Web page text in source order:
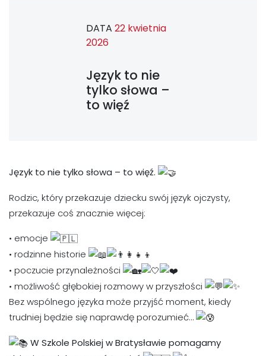
DATA 22 kwietnia
2026
Język to nie
tylko słowa –
to więź
Język to nie tylko słowa – to więź.
Rodzic, który przekazuje dziecku swój język ojczysty,
przekazuje coś znacznie więcej:
• emocje
• rodzinne historie
• poczucie przynależności
• możliwość głębokiej rozmowy w przyszłości
Bez wspólnego języka może przyjść moment, kiedy
trudniej będzie się naprawdę porozumieć…
W Szkole Polskiej w Bratysławie pomagamy